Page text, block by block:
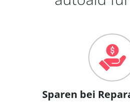
Sparen bei